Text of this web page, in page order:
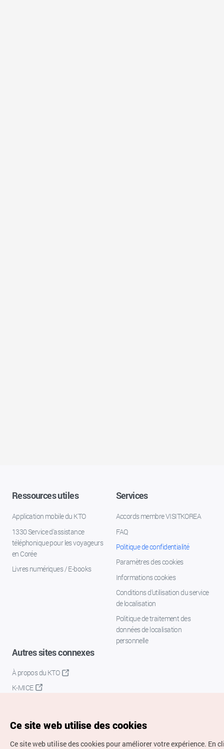
Ressources utiles
Application mobile du KTO
1330 Service d'assistance
téléphonique pour les voyageurs
en Corée
Livres numériques / E-books
Services
Accords membre VISITKOREA
FAQ
Politique de confidentialité
Paramètres des cookies
Informations cookies
Conditions d’utilisation du service
de localisation
Politique de traitement des
données de localisation
personnelle
Autres sites connexes
À propos du KTO
K-MICE
Ce site web utilise des cookies
Ce site web utilise des cookies pour améliorer votre expérience. En